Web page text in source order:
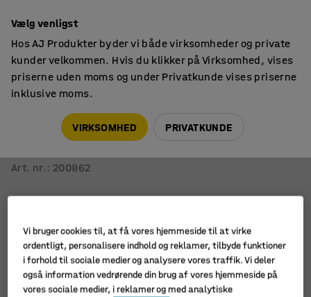
Plastkasse PRYCE
Art. nr. : 200862
Vælg venligst
Hos AJ Produkter byder vi både virksomheder og private
kunder velkommen. Hvis du klikker på Virksomhed, vises
priserne uden moms og under Privatkunde vises priserne
inklusive moms.
VIRKSOMHED PRIVATKUNDE
Vi bruger cookies til, at få vores hjemmeside til at virke
ordentligt, personalisere indhold og reklamer, tilbyde funktioner
i forhold til sociale medier og analysere vores traffik. Vi deler
også information vedrørende din brug af vores hjemmeside på
vores sociale medier, i reklamer og med analytiske